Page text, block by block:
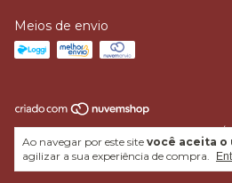
Ao navegar por este site você aceita o
agilizar a sua experiência de compra.
Meios de envio
Copyright Quintal Mel do Sol - 01.591.916/
direitos reservados.